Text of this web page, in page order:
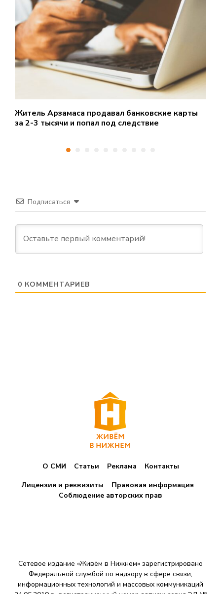
Житель Арзамаса продавал банковские карты
за 2-3 тысячи и попал под следствие
Подписаться
0 КОММЕНТАРИЕВ
О СМИ Статьи Реклама
Контакты
Лицензия и реквизиты
Правовая информация
Соблюдение авторских прав
Сетевое издание «Живём в Нижнем» зарегистрировано
Федеральной службой по надзору в сфере связи,
информационных технологий и массовых коммуникаций